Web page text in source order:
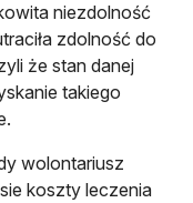
niezdolność
zdolność do
że stan danej
takiego
wolontariusz
koszty leczenia